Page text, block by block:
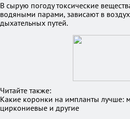
В сырую погоду токсические
водяными парами, зависают в
дыхательных путей.
Читайте также:
Какие коронки на импланты лучше:
циркониевые и другие